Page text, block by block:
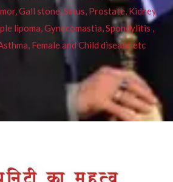
Gall stone, Sinus, Prostate, Kidney
lipoma, Gynecomastia, Spondylitis ,
Female and Child disease etc